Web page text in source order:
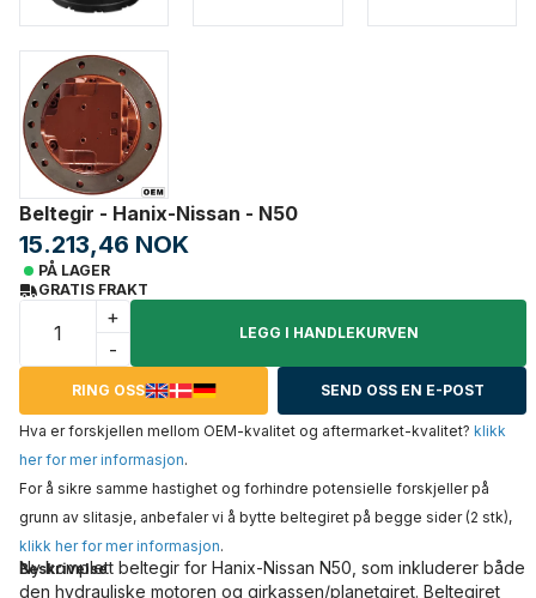
Beltegir - Hanix-Nissan - N50
15.213,46 NOK
PÅ LAGER
GRATIS FRAKT
+
-
LEGG I HANDLEKURVEN
RING OSS SEND OSS EN E-POST
Hva er forskjellen mellom OEM-kvalitet og aftermarket-kvalitet? klikk
her for mer informasjon.
For å sikre samme hastighet og forhindre potensielle forskjeller på
grunn av slitasje, anbefaler vi å bytte beltegiret på begge sider (2 stk),
klikk her for mer informasjon.
Beskrivelse
Ny komplett beltegir for Hanix-Nissan N50, som inkluderer både
den hydrauliske motoren og girkassen/planetgiret. Beltegiret